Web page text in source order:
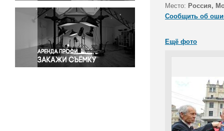
Светская жизнь
Спорт
Экология
Экономика и бизнес
Место: Россия,
Сообщить об
Ещё фото